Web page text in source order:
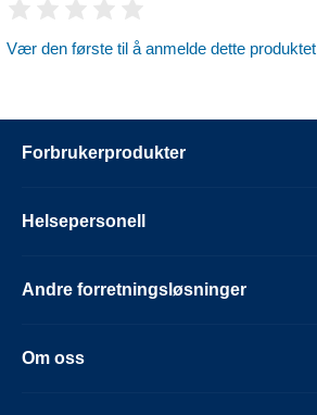
Vær den første til å anmelde dette produktet
Forbrukerprodukter
Helsepersonell
Andre forretningsløsninger
Om oss